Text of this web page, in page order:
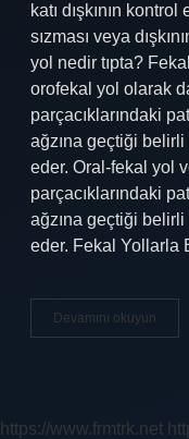
katı dışkının
sızması veya
yol nedir tıpta?
orofekal yol olarak da
parçacıklarındaki
ağzına geçtiği
eder. Oral-fekal yol
parçacıklarındaki
ağzına geçtiği
eder. Fekal Yollarla
Devamını okuyun
https://www.frmtrk.net